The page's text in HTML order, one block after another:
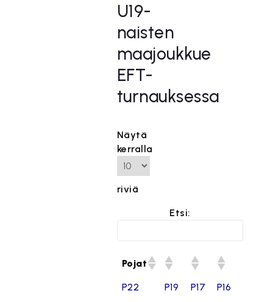
U19-
naisten
maajoukkue
EFT-
turnauksessa
Näytä
kerralla
riviä
Etsi:
Pojat
P22 P19 P17 P16